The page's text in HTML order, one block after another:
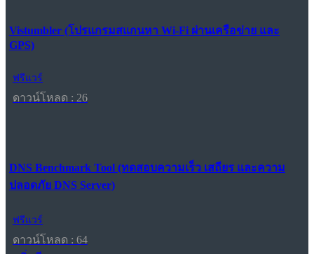
Vistumbler (โปรแกรมสแกนหา Wi-Fi ผ่านเครือข่าย และ
GPS)
ฟรีแวร์
ดาวน์โหลด : 26
DNS Benchmark Tool (ทดสอบความเร็ว เสถียร และความ
ปลอดภัย DNS Server)
ฟรีแวร์
ดาวน์โหลด : 64